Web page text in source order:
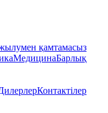
қамтамасыз
МедицинаБарлық
Контактілер